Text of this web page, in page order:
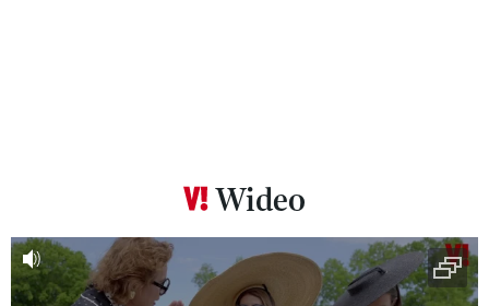
Wideo
Pokazywanie elementu 1 z 6